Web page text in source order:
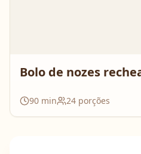
Bolo de nozes
90 min 24 porções